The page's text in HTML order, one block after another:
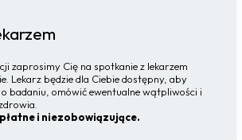
zaprosimy Cię na spotkanie z lekarzem
Lekarz będzie dla Ciebie dostępny, aby
badaniu, omówić ewentualne wątpliwości i
i niezobowiązujące.